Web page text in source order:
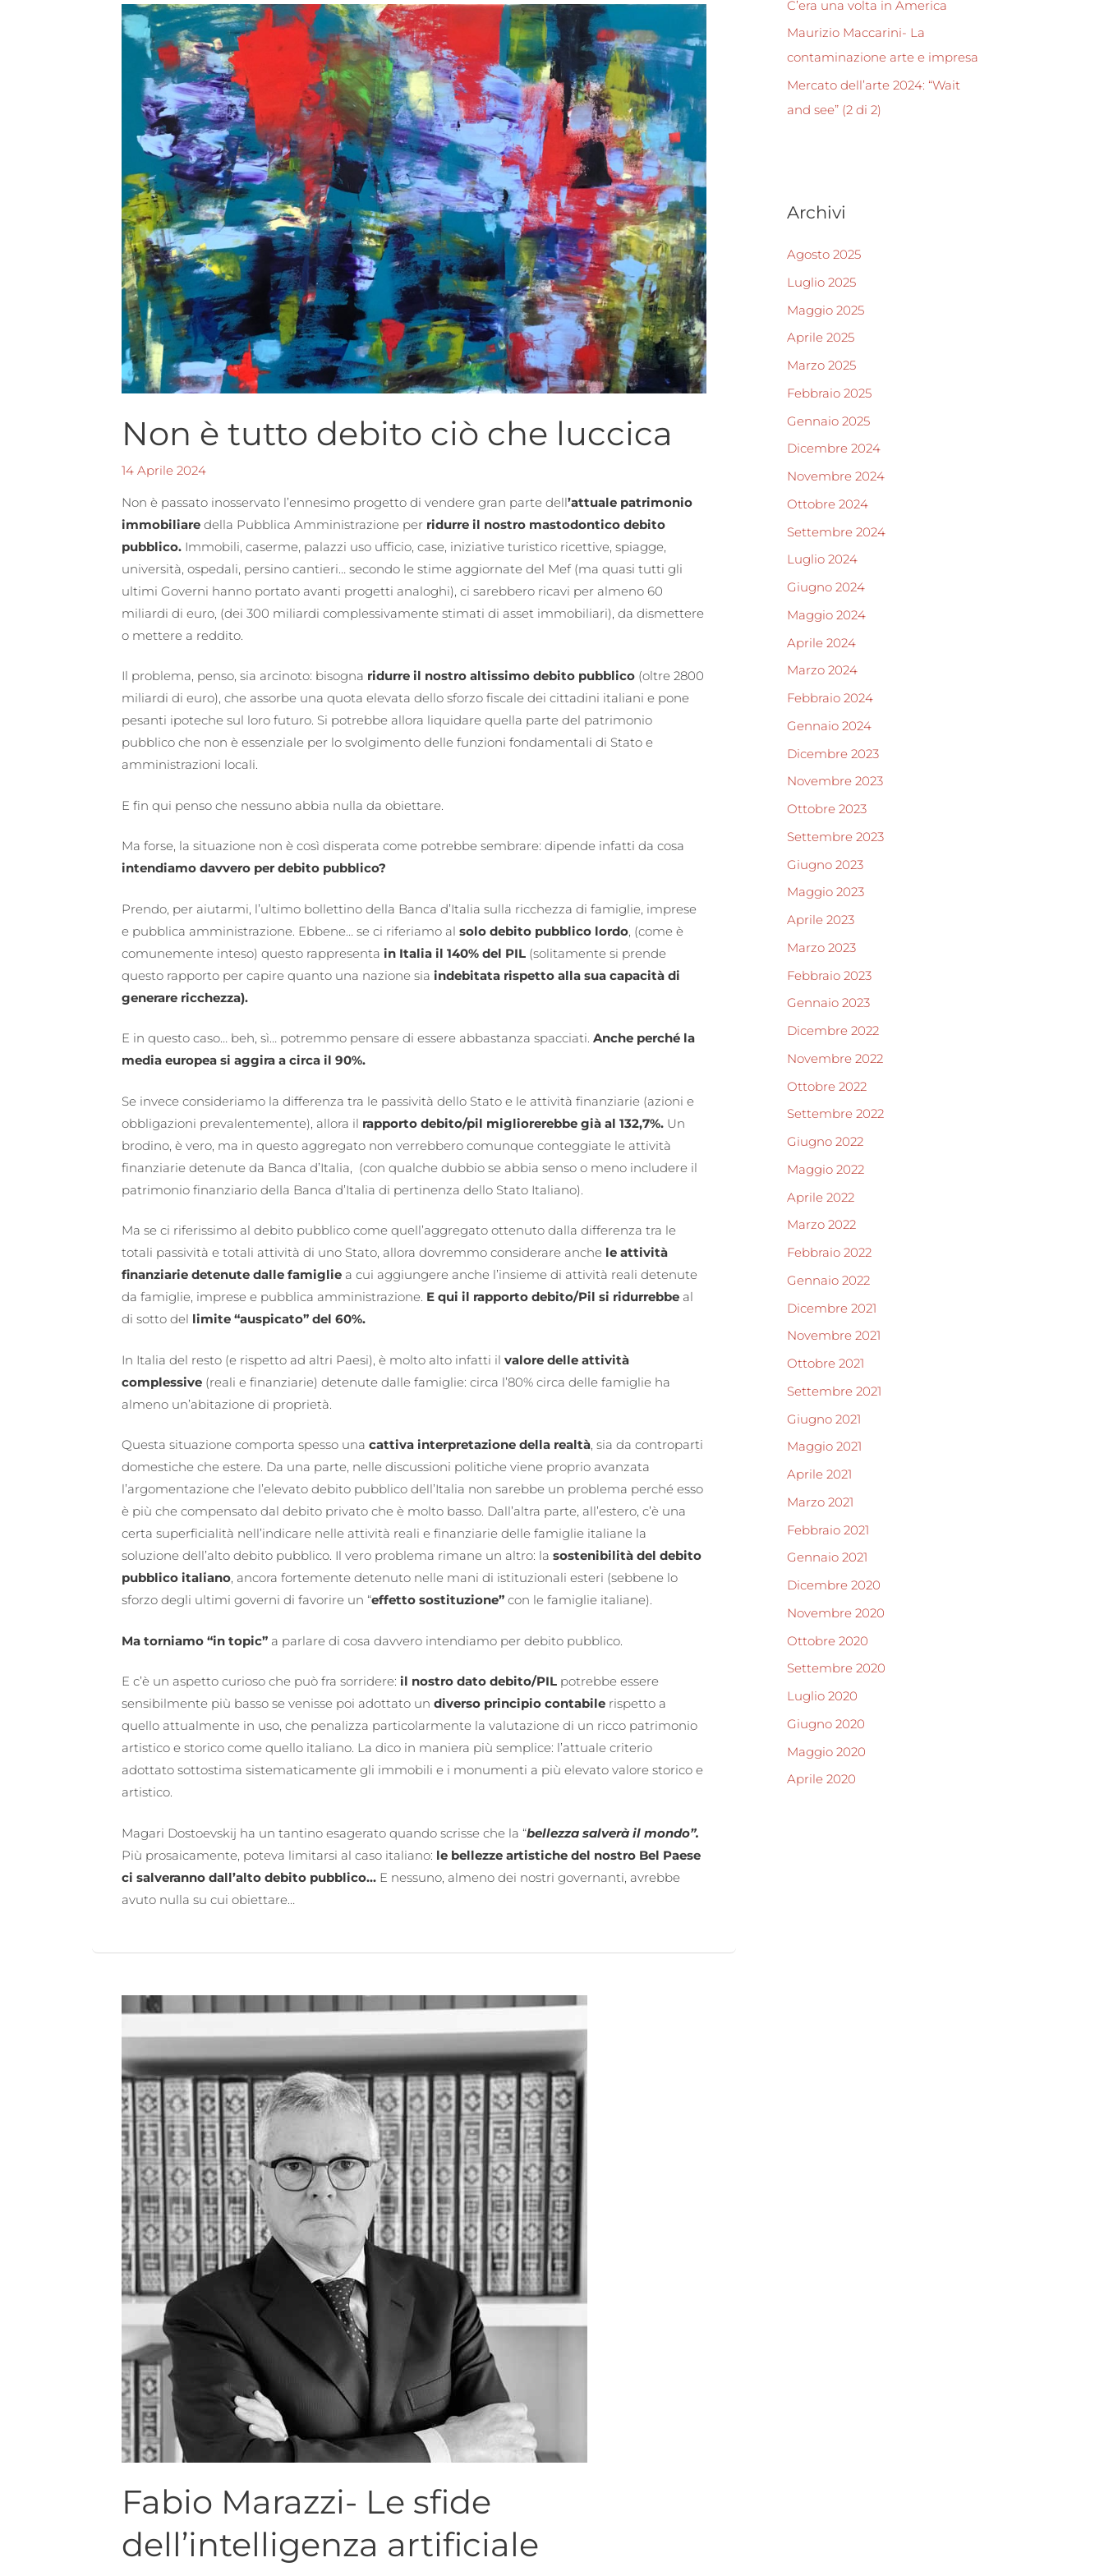
Non è tutto debito ciò che luccica
14 Aprile 2024
Non è passato inosservato l’ennesimo progetto di vendere gran parte dell’attuale patrimonio
immobiliare della Pubblica Amministrazione per ridurre il nostro mastodontico debito
pubblico. Immobili, caserme, palazzi uso ufficio, case, iniziative turistico ricettive, spiagge,
università, ospedali, persino cantieri… secondo le stime aggiornate del Mef (ma quasi tutti gli
ultimi Governi hanno portato avanti progetti analoghi), ci sarebbero ricavi per almeno 60
miliardi di euro, (dei 300 miliardi complessivamente stimati di asset immobiliari), da dismettere
o mettere a reddito.
Il problema, penso, sia arcinoto: bisogna ridurre il nostro altissimo debito pubblico (oltre 2800
miliardi di euro), che assorbe una quota elevata dello sforzo fiscale dei cittadini italiani e pone
pesanti ipoteche sul loro futuro. Si potrebbe allora liquidare quella parte del patrimonio
pubblico che non è essenziale per lo svolgimento delle funzioni fondamentali di Stato e
amministrazioni locali.
E fin qui penso che nessuno abbia nulla da obiettare.
Ma forse, la situazione non è così disperata come potrebbe sembrare: dipende infatti da cosa
intendiamo davvero per debito pubblico?
Prendo, per aiutarmi, l’ultimo bollettino della Banca d’Italia sulla ricchezza di famiglie, imprese
e pubblica amministrazione. Ebbene… se ci riferiamo al solo debito pubblico lordo, (come è
comunemente inteso) questo rappresenta in Italia il 140% del PIL (solitamente si prende
questo rapporto per capire quanto una nazione sia indebitata rispetto alla sua capacità di
generare ricchezza).
E in questo caso… beh, sì… potremmo pensare di essere abbastanza spacciati. Anche perché la
media europea si aggira a circa il 90%.
Se invece consideriamo la differenza tra le passività dello Stato e le attività finanziarie (azioni e
obbligazioni prevalentemente), allora il rapporto debito/pil migliorerebbe già al 132,7%. Un
brodino, è vero, ma in questo aggregato non verrebbero comunque conteggiate le attività
finanziarie detenute da Banca d’Italia, (con qualche dubbio se abbia senso o meno includere il
patrimonio finanziario della Banca d’Italia di pertinenza dello Stato Italiano).
Ma se ci riferissimo al debito pubblico come quell’aggregato ottenuto dalla differenza tra le
totali passività e totali attività di uno Stato, allora dovremmo considerare anche le attività
finanziarie detenute dalle famiglie a cui aggiungere anche l’insieme di attività reali detenute
da famiglie, imprese e pubblica amministrazione. E qui il rapporto debito/Pil si ridurrebbe al
di sotto del limite “auspicato” del 60%.
In Italia del resto (e rispetto ad altri Paesi), è molto alto infatti il valore delle attività
complessive (reali e finanziarie) detenute dalle famiglie: circa l’80% circa delle famiglie ha
almeno un’abitazione di proprietà.
Questa situazione comporta spesso una cattiva interpretazione della realtà, sia da controparti
domestiche che estere. Da una parte, nelle discussioni politiche viene proprio avanzata
l’argomentazione che l’elevato debito pubblico dell’Italia non sarebbe un problema perché esso
è più che compensato dal debito privato che è molto basso. Dall’altra parte, all’estero, c’è una
certa superficialità nell’indicare nelle attività reali e finanziarie delle famiglie italiane la
soluzione dell’alto debito pubblico. Il vero problema rimane un altro: la sostenibilità del debito
pubblico italiano, ancora fortemente detenuto nelle mani di istituzionali esteri (sebbene lo
sforzo degli ultimi governi di favorire un “effetto sostituzione” con le famiglie italiane).
Ma torniamo “in topic” a parlare di cosa davvero intendiamo per debito pubblico.
E c’è un aspetto curioso che può fra sorridere: il nostro dato debito/PIL potrebbe essere
sensibilmente più basso se venisse poi adottato un diverso principio contabile rispetto a
quello attualmente in uso, che penalizza particolarmente la valutazione di un ricco patrimonio
artistico e storico come quello italiano. La dico in maniera più semplice: l’attuale criterio
adottato sottostima sistematicamente gli immobili e i monumenti a più elevato valore storico e
artistico.
Magari Dostoevskij ha un tantino esagerato quando scrisse che la “bellezza salverà il mondo”.
Più prosaicamente, poteva limitarsi al caso italiano: le bellezze artistiche del nostro Bel Paese
ci salveranno dall’alto debito pubblico… E nessuno, almeno dei nostri governanti, avrebbe
avuto nulla su cui obiettare…
Fabio Marazzi- Le sfide
dell’intelligenza artificiale
C’era una volta in America
Maurizio Maccarini- La
contaminazione arte e impresa
Mercato dell’arte 2024: “Wait
and see” (2 di 2)
Archivi
Agosto 2025
Luglio 2025
Maggio 2025
Aprile 2025
Marzo 2025
Febbraio 2025
Gennaio 2025
Dicembre 2024
Novembre 2024
Ottobre 2024
Settembre 2024
Luglio 2024
Giugno 2024
Maggio 2024
Aprile 2024
Marzo 2024
Febbraio 2024
Gennaio 2024
Dicembre 2023
Novembre 2023
Ottobre 2023
Settembre 2023
Giugno 2023
Maggio 2023
Aprile 2023
Marzo 2023
Febbraio 2023
Gennaio 2023
Dicembre 2022
Novembre 2022
Ottobre 2022
Settembre 2022
Giugno 2022
Maggio 2022
Aprile 2022
Marzo 2022
Febbraio 2022
Gennaio 2022
Dicembre 2021
Novembre 2021
Ottobre 2021
Settembre 2021
Giugno 2021
Maggio 2021
Aprile 2021
Marzo 2021
Febbraio 2021
Gennaio 2021
Dicembre 2020
Novembre 2020
Ottobre 2020
Settembre 2020
Luglio 2020
Giugno 2020
Maggio 2020
Aprile 2020